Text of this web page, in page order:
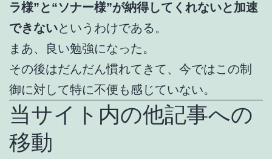
ラ様”と“ソナー様”が納得してくれないと加速
できないというわけである。
まあ、良い勉強になった。
その後はだんだん慣れてきて、今ではこの制
御に対して特に不便も感じていない。
当サイト内の他記事への
移動